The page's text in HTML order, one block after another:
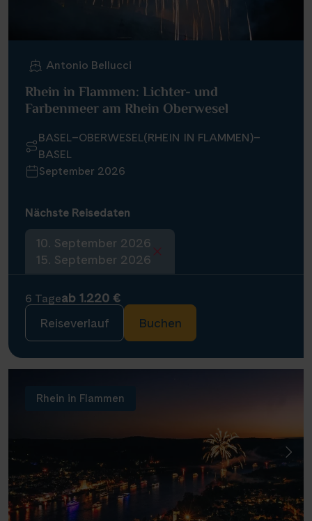
Antonio Bellucci
Rhein in Flammen: Lichter- und
Farbenmeer am Rhein Oberwesel
BASEL–OBERWESEL(RHEIN IN FLAMMEN)–
BASEL
September 2026
Nächste Reisedaten
10. September 2026
15. September 2026
6 Tageab 1.220 €
Reiseverlauf
Buchen
Rhein in Flammen